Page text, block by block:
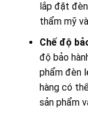
lắp đặt
thẩm mỹ
Chế độ
độ bảo
phẩm đèn
hàng có
sản phẩm